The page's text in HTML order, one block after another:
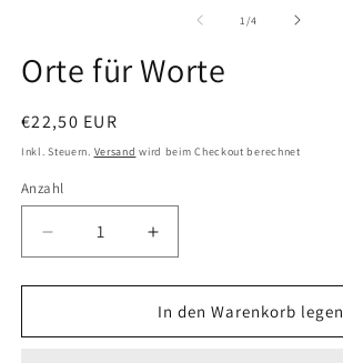
1 /von
4
Orte für Worte
Normaler
Preis
€22,50 EUR
Inkl. Steuern. Versand wird beim Checkout berechnet
Anzahl
Verringere
die
Menge
Orte
Erhöhe
die
Menge
für
Orte
In den Warenkorb legen